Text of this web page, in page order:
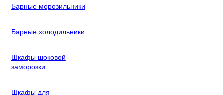
Барные морозильники
Барные холодильники
Шкафы шоковой
заморозки
Шкафы для